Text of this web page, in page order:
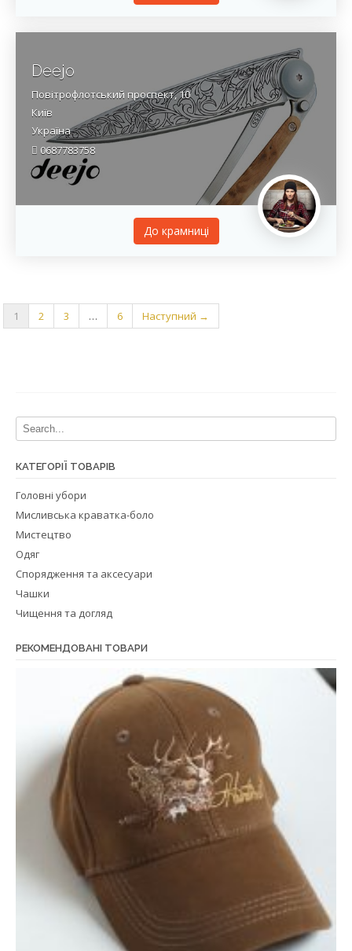
Deejo
Повітрофлотський проспект, 10
Київ
Україна
0687783758
До крамницi
1 2 3 … 6 Наступний →
КАТЕГОРІЇ ТОВАРІВ
Головні убори
Мисливська краватка-боло
Мистецтво
Одяг
Спорядження та аксесуари
Чашки
Чищення та догляд
РЕКОМЕНДОВАНІ ТОВАРИ